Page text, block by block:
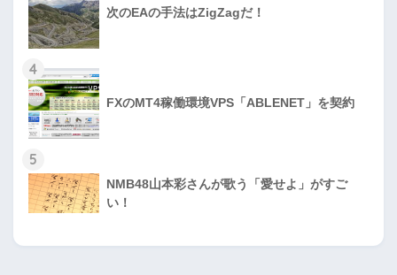
次のEAの手法はZigZagだ！
4
FXのMT4稼働環境VPS「ABLENET」を契約
5
NMB48山本彩さんが歌う「愛せよ」がすご
い！